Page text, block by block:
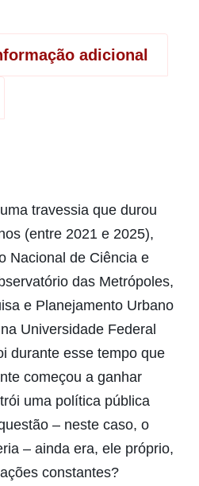
adicional
travessia que durou
(entre 2021 e 2025),
Nacional de Ciência e
das Metrópoles,
e Planejamento Urbano
Universidade Federal
durante esse tempo que
começou a ganhar
uma política pública
– neste caso, o
– ainda era, ele próprio,
constantes?